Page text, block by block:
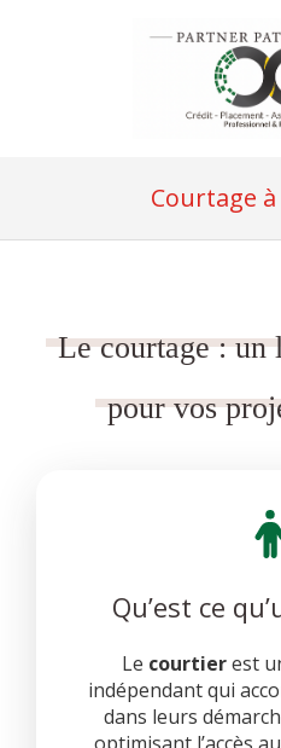
Courtage
Le courtage : un
pour vos
Qu’est ce
Le courtierest
indépendant qui
dans leurs